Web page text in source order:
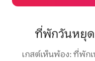
ที่พักวันหยุด
เกสต์เห็นพ้อง: ที่พัก